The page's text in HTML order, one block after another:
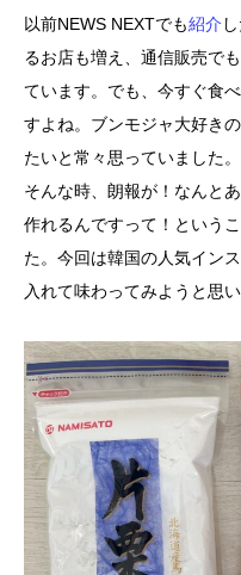
以前NEWS NEXTでも紹介
るお店も増え、通信販売で
ています。でも、今すぐ食
すよね。ブンモジャ大好き
たいと常々思っていました。
そんな時、朗報が！なんと
作れるんですって！という
た。今回は韓国の人気イン
入れて味わってみようと思い